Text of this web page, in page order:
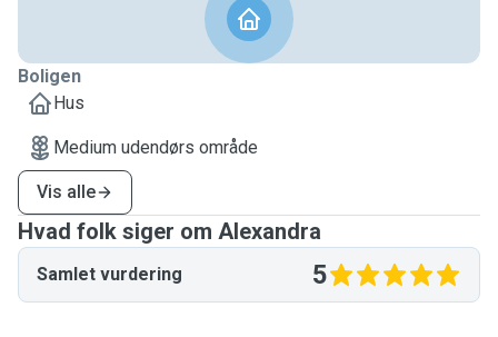
Boligen
Hus
Medium udendørs område
Vis alle
Hvad folk siger om Alexandra
Samlet vurdering 5